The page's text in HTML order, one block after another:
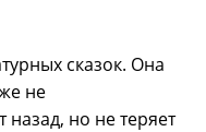
сказок. Она
не
назад, но не теряет